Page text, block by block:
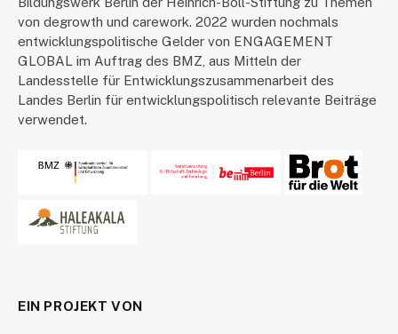
von degrowth und carework. 2022 wurden nochmals
entwicklungspolitische Gelder von ENGAGEMENT
GLOBAL im Auftrag des BMZ, aus Mitteln der
Landesstelle für Entwicklungszusammenarbeit des
Landes Berlin für entwicklungspolitisch relevante Beiträge
verwendet.
EIN PROJEKT VON